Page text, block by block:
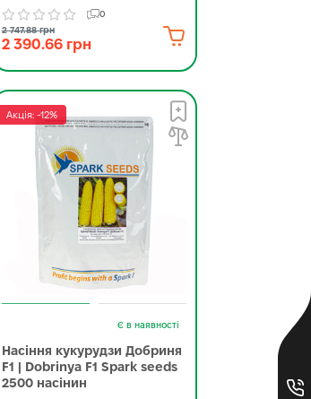
0
2 747.88 грн
2 390.66 грн
Акція: -12%
Є в наявності
Насіння кукурудзи Добриня
F1 | Dobrinya F1 Spark seeds
2500 насінин